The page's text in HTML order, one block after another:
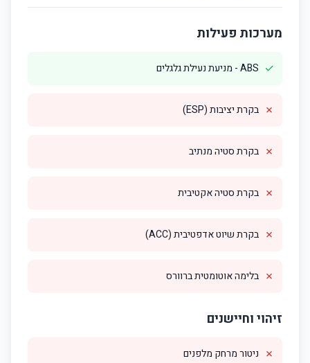
מערכות פעילות
✓ ABS - מניעת נעילת גלגלים
✗ בקרת יציבות (ESP)
✗ בקרת סטיה מנתיב
✗ בקרת סטיה אקטיבית
✗ בקרת שיוט אדפטיבית (ACC)
✗ בלימה אוטומטית ברוורס
זיהוי וחיישנים
✗ ניטור מרחק מלפנים